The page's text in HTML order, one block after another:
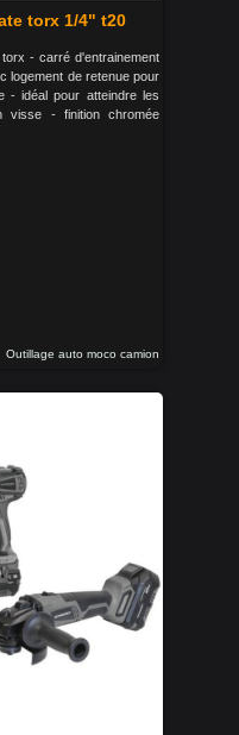
torx 1/4" t20
- carré d'entrainement
logement de retenue pour
- idéal pour atteindre les
visse - finition chromée
Outillage auto moco camion